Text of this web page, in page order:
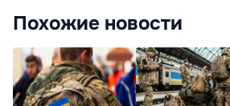
Похожие новости